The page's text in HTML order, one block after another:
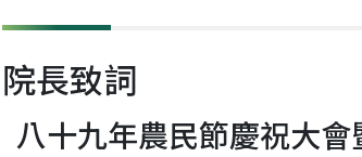
院長致詞
八十九年農民節慶祝大